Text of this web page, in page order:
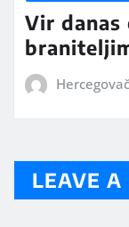
Vir danas
LEAVE A